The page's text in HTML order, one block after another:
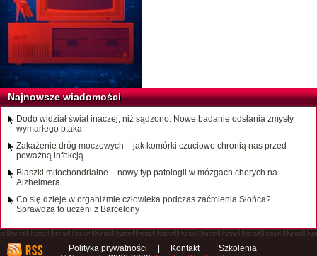
Najnowsze wiadomości
Dodo widział świat inaczej, niż sądzono. Nowe badanie odsłania zmysły
wymarłego ptaka
Zakażenie dróg moczowych – jak komórki czuciowe chronią nas przed
poważną infekcją
Blaszki mitochondrialne – nowy typ patologii w mózgach chorych na
Alzheimera
Co się dzieje w organizmie człowieka podczas zaćmienia Słońca?
Sprawdzą to uczeni z Barcelony
Polityka prywatności Kontakt
Szkolenia